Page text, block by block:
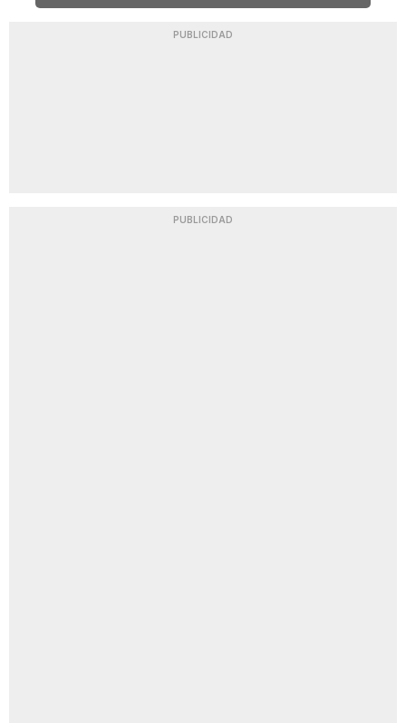
PUBLICIDAD
PUBLICIDAD